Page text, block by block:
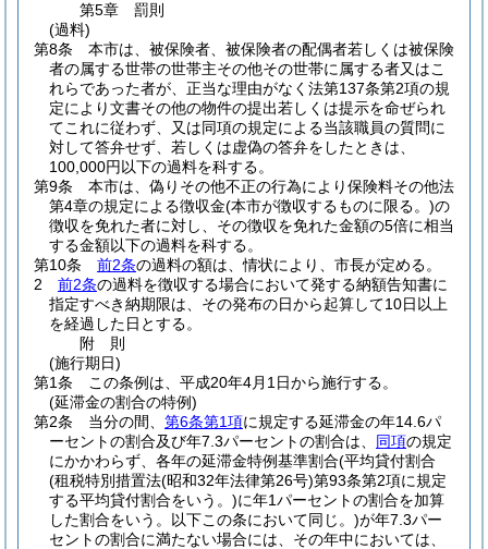
第5章
罰則
(過料)
第8条
本市は、被保険者、被保険者の配偶者若しくは被保険
者の属する世帯の世帯主その他その世帯に属する者又はこ
れらであった者が、正当な理由がなく法第137条第2項の規
定により文書その他の物件の提出若しくは提示を命ぜられ
てこれに従わず、又は同項の規定による当該職員の質問に
対して答弁せず、若しくは虚偽の答弁をしたときは、
100,000円以下の過料を科する。
第9条
本市は、偽りその他不正の行為により保険料その他法
第4章の規定による徴収金(本市が徴収するものに限る。)の
徴収を免れた者に対し、その徴収を免れた金額の5倍に相当
する金額以下の過料を科する。
第10条
前2条の過料の額は、情状により、市長が定める。
2
前2条の過料を徴収する場合において発する納額告知書に
指定すべき納期限は、その発布の日から起算して10日以上
を経過した日とする。
附 則
(施行期日)
第1条
この条例は、平成20年4月1日から施行する。
(延滞金の割合の特例)
第2条
当分の間、 第6条第1項に規定する延滞金の年14.6パ
ーセントの割合及び年7.3パーセントの割合は、 同項の規定
にかかわらず、各年の延滞金特例基準割合(平均貸付割合
(租税特別措置法(昭和32年法律第26号)第93条第2項に規定
する平均貸付割合をいう。)に年1パーセントの割合を加算
した割合をいう。以下この条において同じ。)が年7.3パー
セントの割合に満たない場合には、その年中においては、